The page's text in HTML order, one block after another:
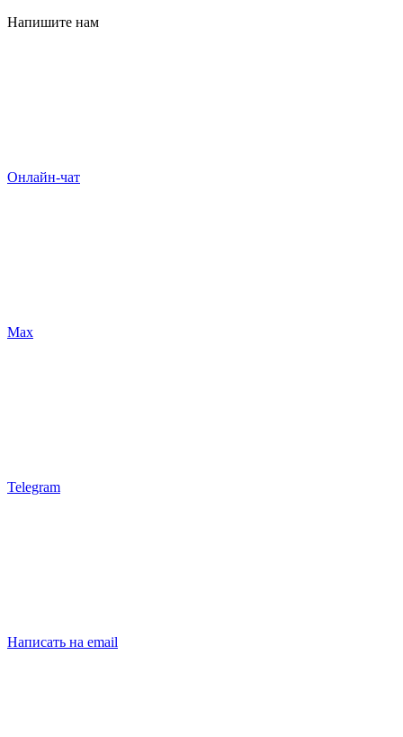
Напишите нам
Онлайн-чат
Max
Telegram
Написать на email